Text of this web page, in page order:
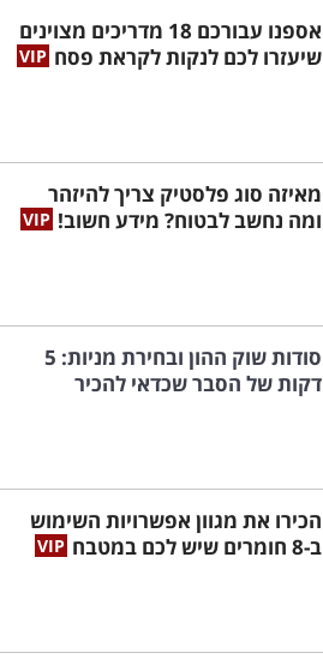
אספנו עבורכם 18 מדריכים מצוינים
שיעזרו לכם לנקות לקראת פסח
מאיזה סוג פלסטיק צריך להיזהר
ומה נחשב לבטוח? מידע חשוב!
סודות שוק ההון ובחירת מניות: 5
דקות של הסבר שכדאי להכיר
הכירו את מגוון אפשרויות השימוש
ב-8 חומרים שיש לכם במטבח